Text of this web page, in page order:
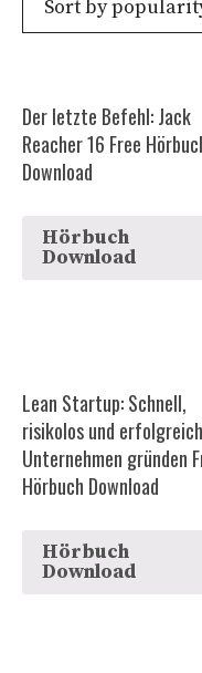
Der letzte Befehl: Jack
Reacher 16 Free
Download
Hörbuch
Download
Lean Startup: Schnell,
risikolos und erfolgreich
Unternehmen gründen
Hörbuch Download
Hörbuch
Download